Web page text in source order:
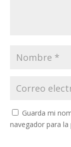
Guarda mi
navegador para